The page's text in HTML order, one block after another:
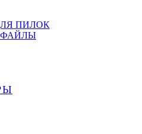
ПИЛОК